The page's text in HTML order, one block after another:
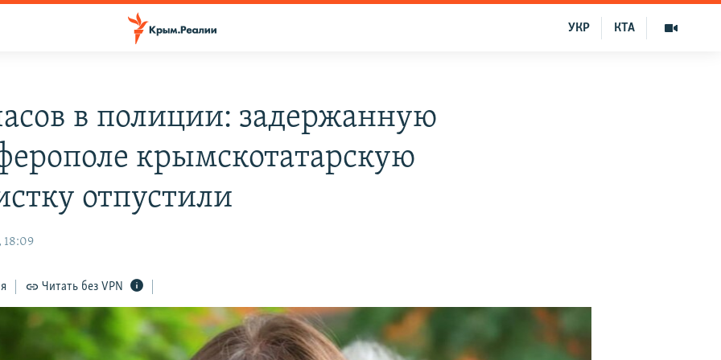
КТА
УКР
в полиции: задержанную
крымскотатарскую
отпустили
18:09
Читать без VPN